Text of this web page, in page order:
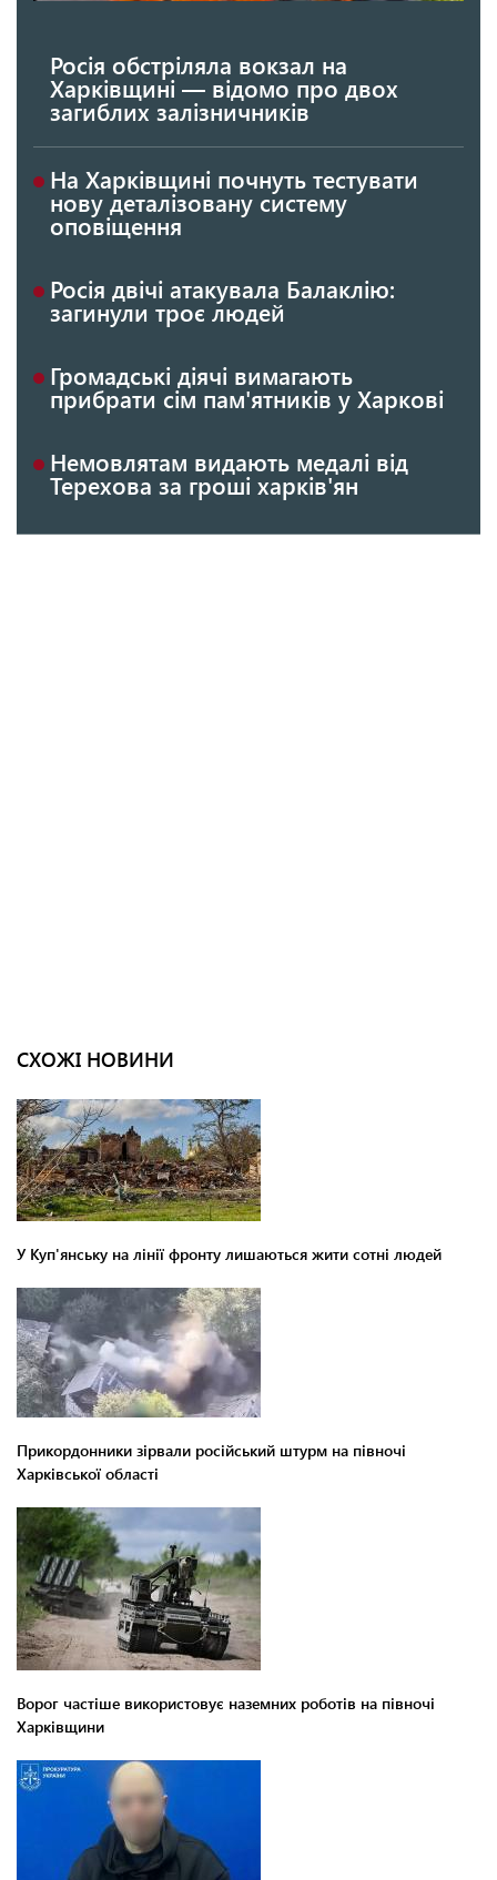
Росія обстріляла вокзал на
Харківщині — відомо про двох
загиблих залізничників
На Харківщині почнуть тестувати
нову деталізовану систему
оповіщення
Росія двічі атакувала Балаклію:
загинули троє людей
Громадські діячі вимагають
прибрати сім пам'ятників у Харкові
Немовлятам видають медалі від
Терехова за гроші харків'ян
СХОЖІ НОВИНИ
У Куп'янську на лінії фронту лишаються жити сотні людей
Прикордонники зірвали російський штурм на півночі
Харківської області
Ворог частіше використовує наземних роботів на півночі
Харківщини